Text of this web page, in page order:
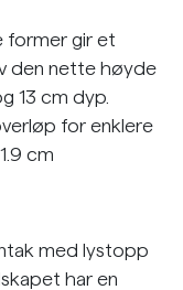
former gir et
den nette høyde
13 cm dyp.
for enklere
cm
med lystopp
har en